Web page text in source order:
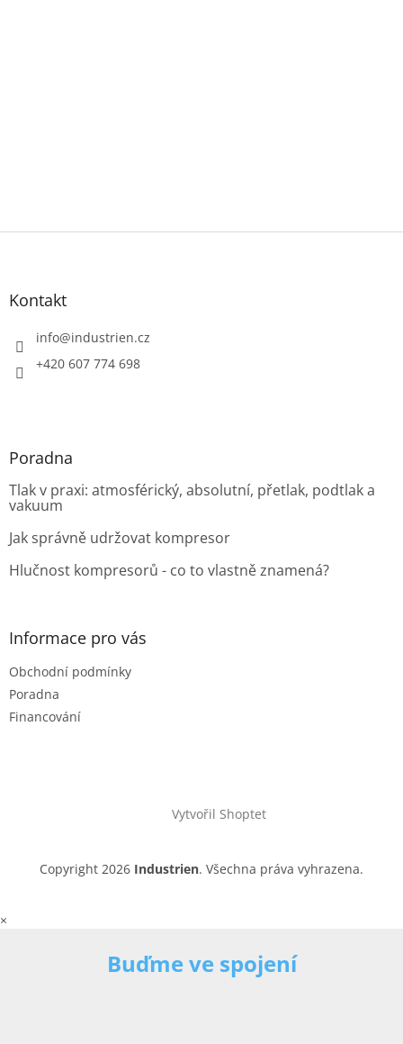
Z
Kontakt
info@industrien.cz
+420 607 774 698
Poradna
Tlak v praxi: atmosférický, absolutní, přetlak, podtlak a
vakuum
Jak správně udržovat kompresor
Hlučnost kompresorů - co to vlastně znamená?
Informace pro vás
Obchodní podmínky
Poradna
Financování
Vytvořil Shoptet
Copyright 2026 Industrien. Všechna práva vyhrazena.
×
Buďme ve spojení